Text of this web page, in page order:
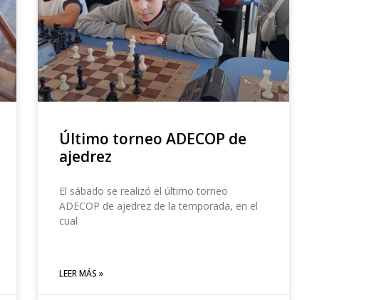
Último torneo ADECOP de
ajedrez
El sábado se realizó el último torneo
ADECOP de ajedrez de la temporada, en el
cual
LEER MÁS »